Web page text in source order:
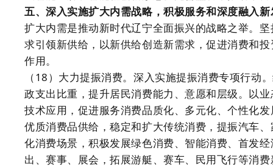
五、深入实施扩大内需战略，积极服务和深度融入
扩大内需是推动新时代辽宁全面振兴的战略之举。
求引领新供给，以新供给创造新需求，促进消费和
作用。
（18）大力提振消费。深入实施提振消费专项行动
政支出比重，提升居民消费能力、意愿和层级。以
技术应用，促进服务消费品质化、多元化、个性化
优质消费品供给，稳定和扩大传统消费，提振汽车
化消费场景，积极发展绿色消费、智能消费、首发
出、赛事、展会，拓展游艇、赛车、民用飞行等消